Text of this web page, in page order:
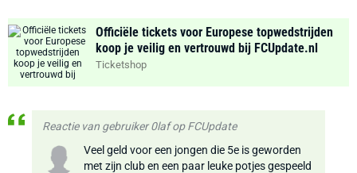
Officiële tickets voor Europese topwedstrijden
koop je veilig en vertrouwd bij FCUpdate.nl
Ticketshop
Reactie van gebruiker 0laf op FCUpdate
Veel geld voor een jongen die 5e is geworden
met zijn club en een paar leuke potjes gespeeld